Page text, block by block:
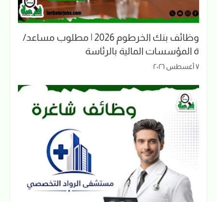
وظائف بنك الخرطوم 2026 | مطلوب مساعد/
ة المؤسسات المالية بالرئاسة
٧ أغسطس ٢٠٢٦